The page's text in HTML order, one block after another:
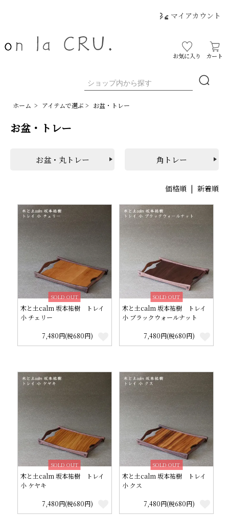
マイアカウント
お気に入り カート
ホーム > アイテムで選ぶ > お盆・トレー
お盆・トレー
お盆・丸トレー 角トレー
価格順 | 新着順
SOLD OUT
木と土calm 坂本祐樹 トレイ
小 チェリー
7,480円(税680円)
SOLD OUT
木と土calm 坂本祐樹 トレイ
小 ブラックウォールナット
7,480円(税680円)
SOLD OUT
木と土calm 坂本祐樹 トレイ
小 ケヤキ
7,480円(税680円)
SOLD OUT
木と土calm 坂本祐樹 トレイ
小 クス
7,480円(税680円)